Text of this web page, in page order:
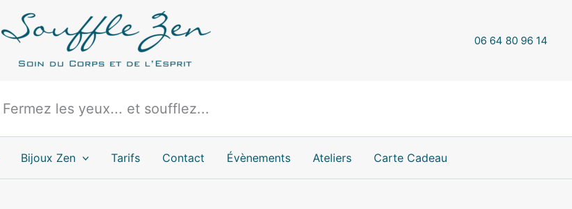
06 64 80 96 14
Fermez les yeux... et soufflez...
Bijoux Zen Tarifs Contact Évènements Ateliers Carte Cadeau